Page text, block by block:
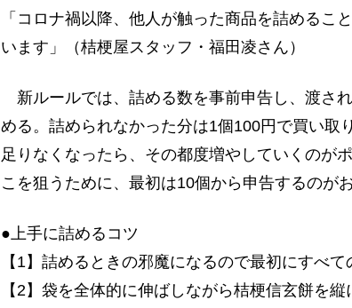
「コロナ禍以降、他人が触った商品を詰めるこ
います」（桔梗屋スタッフ・福田凌さん）
新ルールでは、詰める数を事前申告し、渡さ
める。詰められなかった分は1個100円で買い取
足りなくなったら、その都度増やしていくのが
こを狙うために、最初は10個から申告するのがお
●上手に詰めるコツ
【1】詰めるときの邪魔になるので最初にすべて
【2】袋を全体的に伸ばしながら桔梗信玄餅を